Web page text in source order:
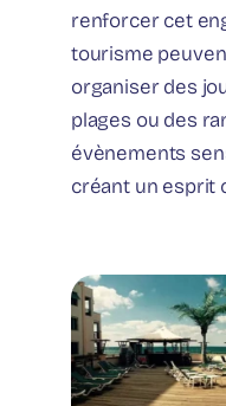
renforcer cet
tourisme
organiser des
plages ou des
évènements
créant un esprit